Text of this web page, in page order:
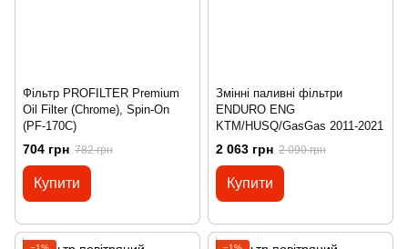
Фільтр PROFILTER Premium
Oil Filter (Chrome), Spin-On
(PF-170C)
704 грн 782 грн
Купити
Змінні паливні фільтри
ENDURO ENG
KTM/HUSQ/GasGas 2011-2021
2 063 грн 2 090 грн
Купити